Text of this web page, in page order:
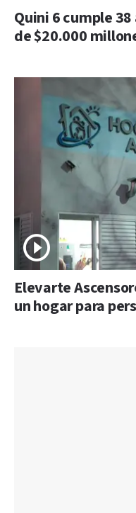
Quini 6 cumple
de $20.000
Elevarte
un hogar para